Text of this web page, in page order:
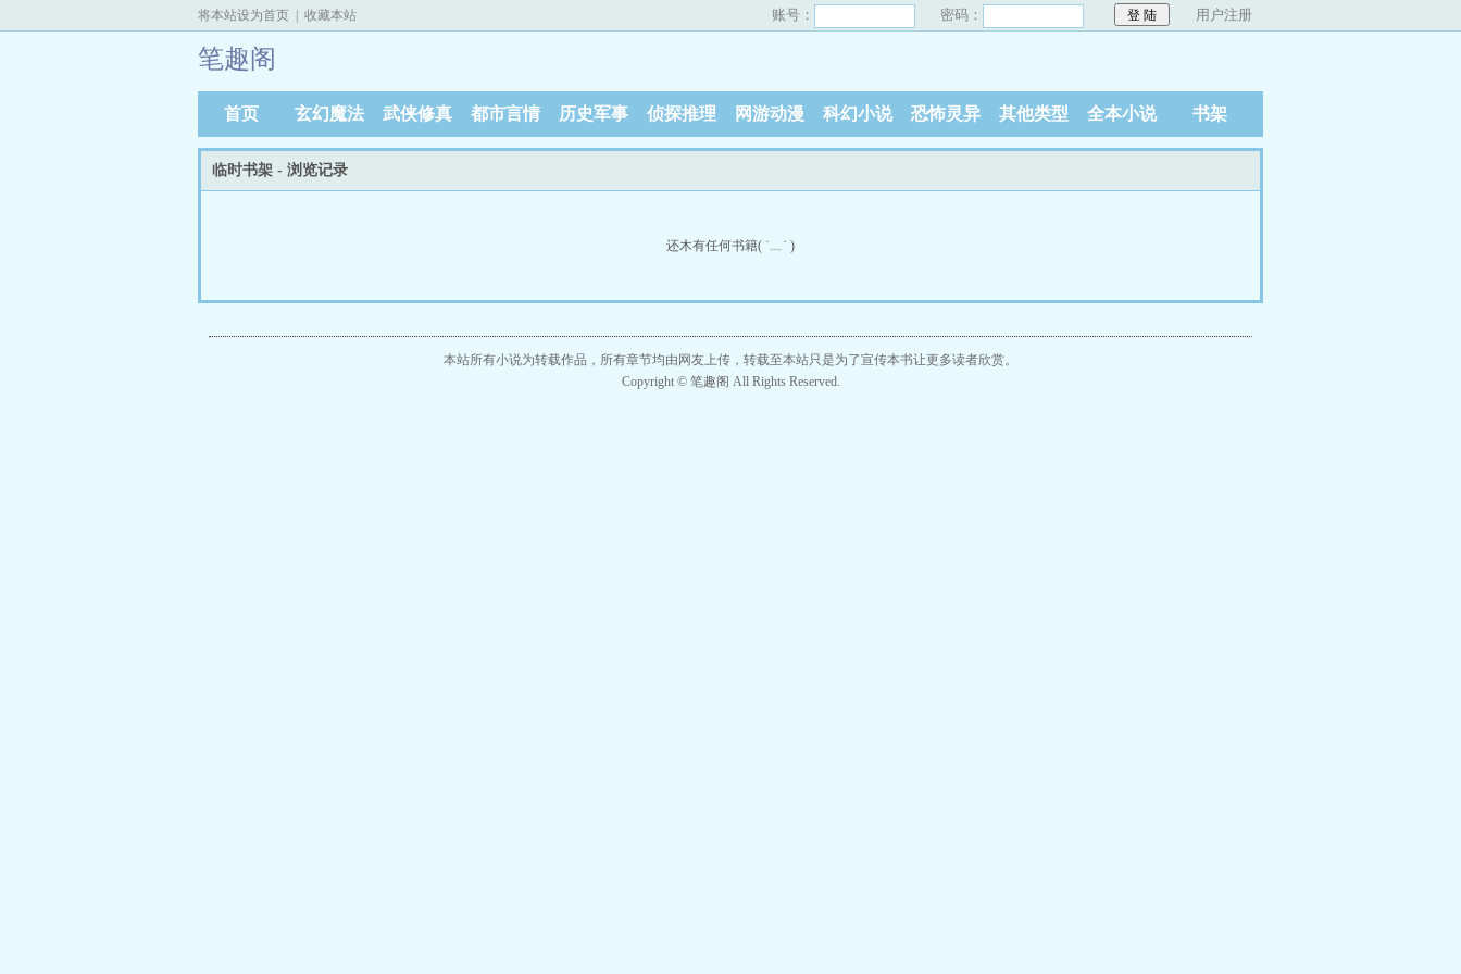
将本站设为首页 收藏本站 账号： 密码： 用户注册
笔趣阁
首页 玄幻魔法 武侠修真 都市言情 历史军事 侦探推理 网游动漫 科幻小说 恐怖灵异 其他类型 全本小说 书架
临时书架 - 浏览记录
还木有任何书籍( ˙﹏˙ )
本站所有小说为转载作品，所有章节均由网友上传，转载至本站只是为了宣传本书让更多读者欣赏。
Copyright © 笔趣阁 All Rights Reserved.